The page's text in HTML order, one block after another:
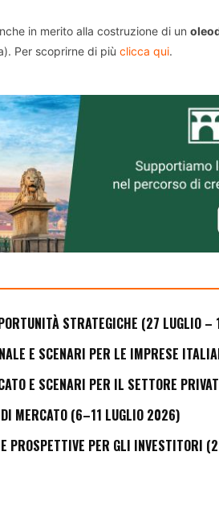
in merito alla costruzione di un
Per scoprirne di più clicca qui.
STRATEGICHE (27 LUGLIO
E SCENARI PER LE IMPRESE
E SCENARI PER IL SETTORE
DI MERCATO (6–11 LUGLIO 2026)
PROSPETTIVE PER GLI INVESTITORI